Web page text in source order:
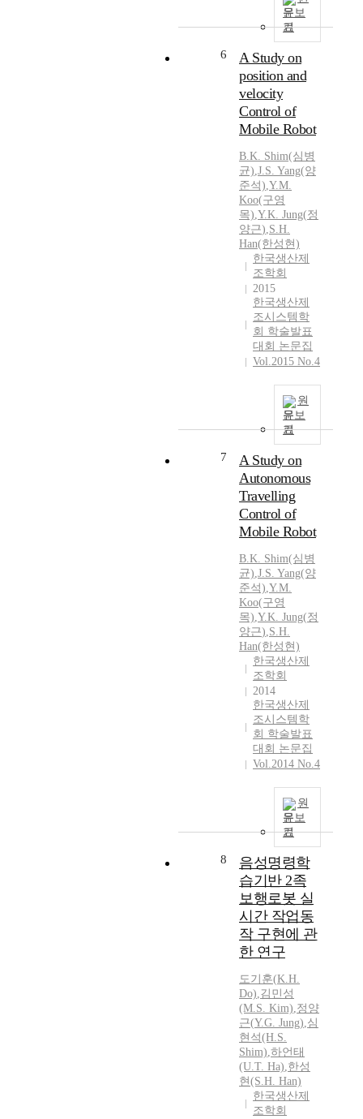
문보
기
6
A Study on
position and
velocity
Control of
Mobile Robot
B.K. Shim(심병
균),J.S. Yang(양
준석),Y.M.
Koo(구영
목),Y.K. Jung(정
양근),S.H.
Han(한성현)
한국생산제
조학회
2015
한국생산제
조시스템학
회 학술발표
대회 논문집
Vol.2015 No.4
원
문보
기
7
A Study on
Autonomous
Travelling
Control of
Mobile Robot
B.K. Shim(심병
균),J.S. Yang(양
준석),Y.M.
Koo(구영
목),Y.K. Jung(정
양근),S.H.
Han(한성현)
한국생산제
조학회
2014
한국생산제
조시스템학
회 학술발표
대회 논문집
Vol.2014 No.4
원
문보
기
8
음성명령학
습기반 2족
보행로봇 실
시간 작업동
작 구현에 관
한 연구
도기훈(K.H.
Do),김민성
(M.S. Kim),정양
근(Y.G. Jung),심
현석(H.S.
Shim),하언태
(U.T. Ha),한성
현(S.H. Han)
한국생산제
조학회